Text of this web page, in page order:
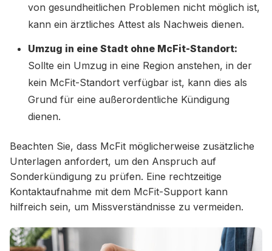
von gesundheitlichen Problemen nicht möglich ist,
kann ein ärztliches Attest als Nachweis dienen.
Umzug in eine Stadt ohne McFit-Standort:
Sollte ein Umzug in eine Region anstehen, in der
kein McFit-Standort verfügbar ist, kann dies als
Grund für eine außerordentliche Kündigung
dienen.
Beachten Sie, dass McFit möglicherweise zusätzliche
Unterlagen anfordert, um den Anspruch auf
Sonderkündigung zu prüfen. Eine rechtzeitige
Kontaktaufnahme mit dem McFit-Support kann
hilfreich sein, um Missverständnisse zu vermeiden.